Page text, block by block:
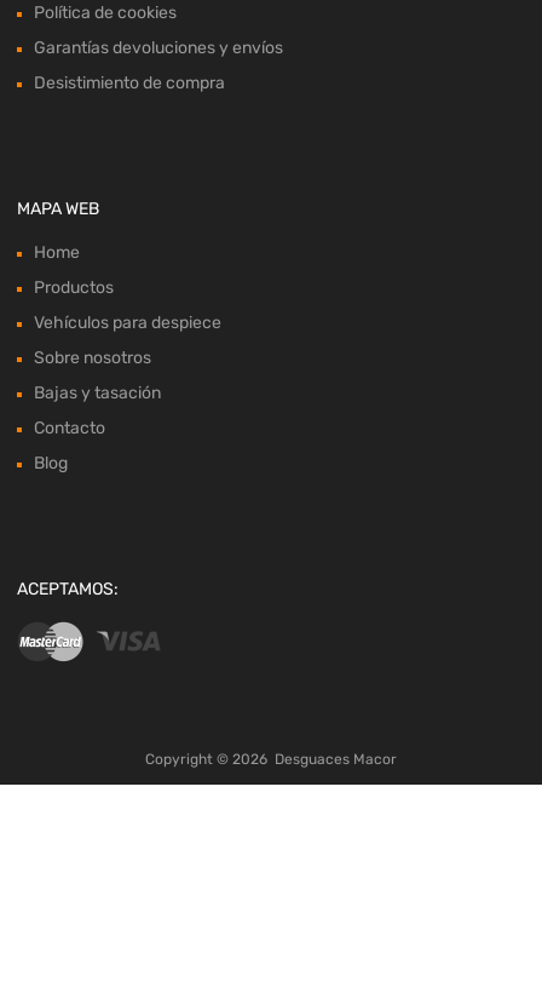
Política de cookies
Garantías devoluciones y envíos
Desistimiento de compra
MAPA WEB
Home
Productos
Vehículos para despiece
Sobre nosotros
Bajas y tasación
Contacto
Blog
ACEPTAMOS:
Copyright © 2026 Desguaces Macor